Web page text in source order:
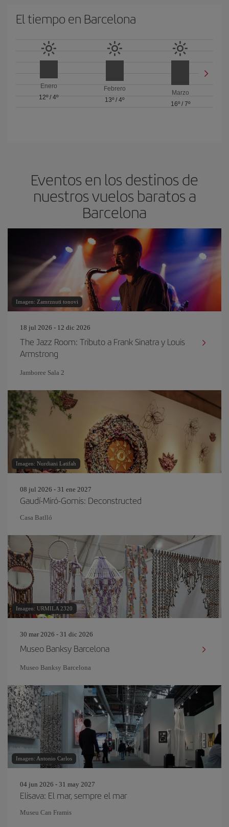
El tiempo en Barcelona
Enero
12º/4º
Febrero
13º / 4º
Marzo
16º/ 7º
Eventos en los destinos de
nuestros vuelos baratos a
Barcelona
Imagen: Zamrznuti tonovi
18 jul 2026 - 12 dic 2026
The Jazz Room: Tributo a Frank Sinatra y Louis
Armstrong
Jamboree Sala 2
Imagen: Nurdiani Latifah
08 jul 2026 - 31 ene 2027
Gaudí-Miró-Gomis: Deconstructed
Casa Batlló
Imagen: URMILA 2320
30 mar 2026 - 31 dic 2026
Museo Banksy Barcelona
Museo Banksy Barcelona
Imagen: Antonio Carlos
04 jun 2026 - 31 may 2027
Elisava: El mar, sempre el mar
Museu Can Framis